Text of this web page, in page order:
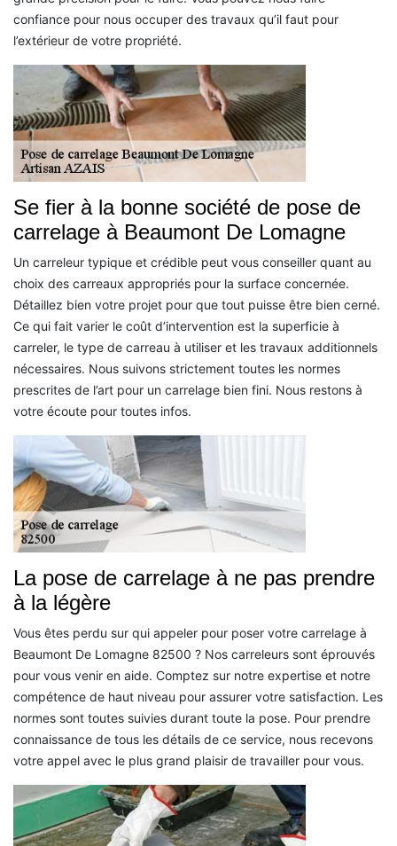
confiance pour nous occuper des travaux qu’il faut pour
l’extérieur de votre propriété.
Se fier à la bonne société de pose de
carrelage à Beaumont De Lomagne
Un carreleur typique et crédible peut vous conseiller quant au
choix des carreaux appropriés pour la surface concernée.
Détaillez bien votre projet pour que tout puisse être bien cerné.
Ce qui fait varier le coût d’intervention est la superficie à
carreler, le type de carreau à utiliser et les travaux additionnels
nécessaires. Nous suivons strictement toutes les normes
prescrites de l’art pour un carrelage bien fini. Nous restons à
votre écoute pour toutes infos.
La pose de carrelage à ne pas prendre
à la légère
Vous êtes perdu sur qui appeler pour poser votre carrelage à
Beaumont De Lomagne 82500 ? Nos carreleurs sont éprouvés
pour vous venir en aide. Comptez sur notre expertise et notre
compétence de haut niveau pour assurer votre satisfaction. Les
normes sont toutes suivies durant toute la pose. Pour prendre
connaissance de tous les détails de ce service, nous recevons
votre appel avec le plus grand plaisir de travailler pour vous.